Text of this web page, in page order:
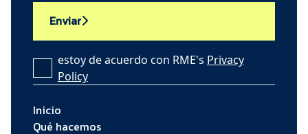
Enviar
estoy de acuerdo con RME's Privacy
Policy
Inicio
Qué hacemos